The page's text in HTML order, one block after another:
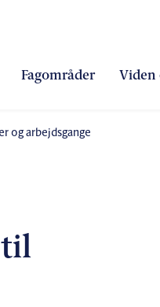
Fagområder
og arbejdsgange
til